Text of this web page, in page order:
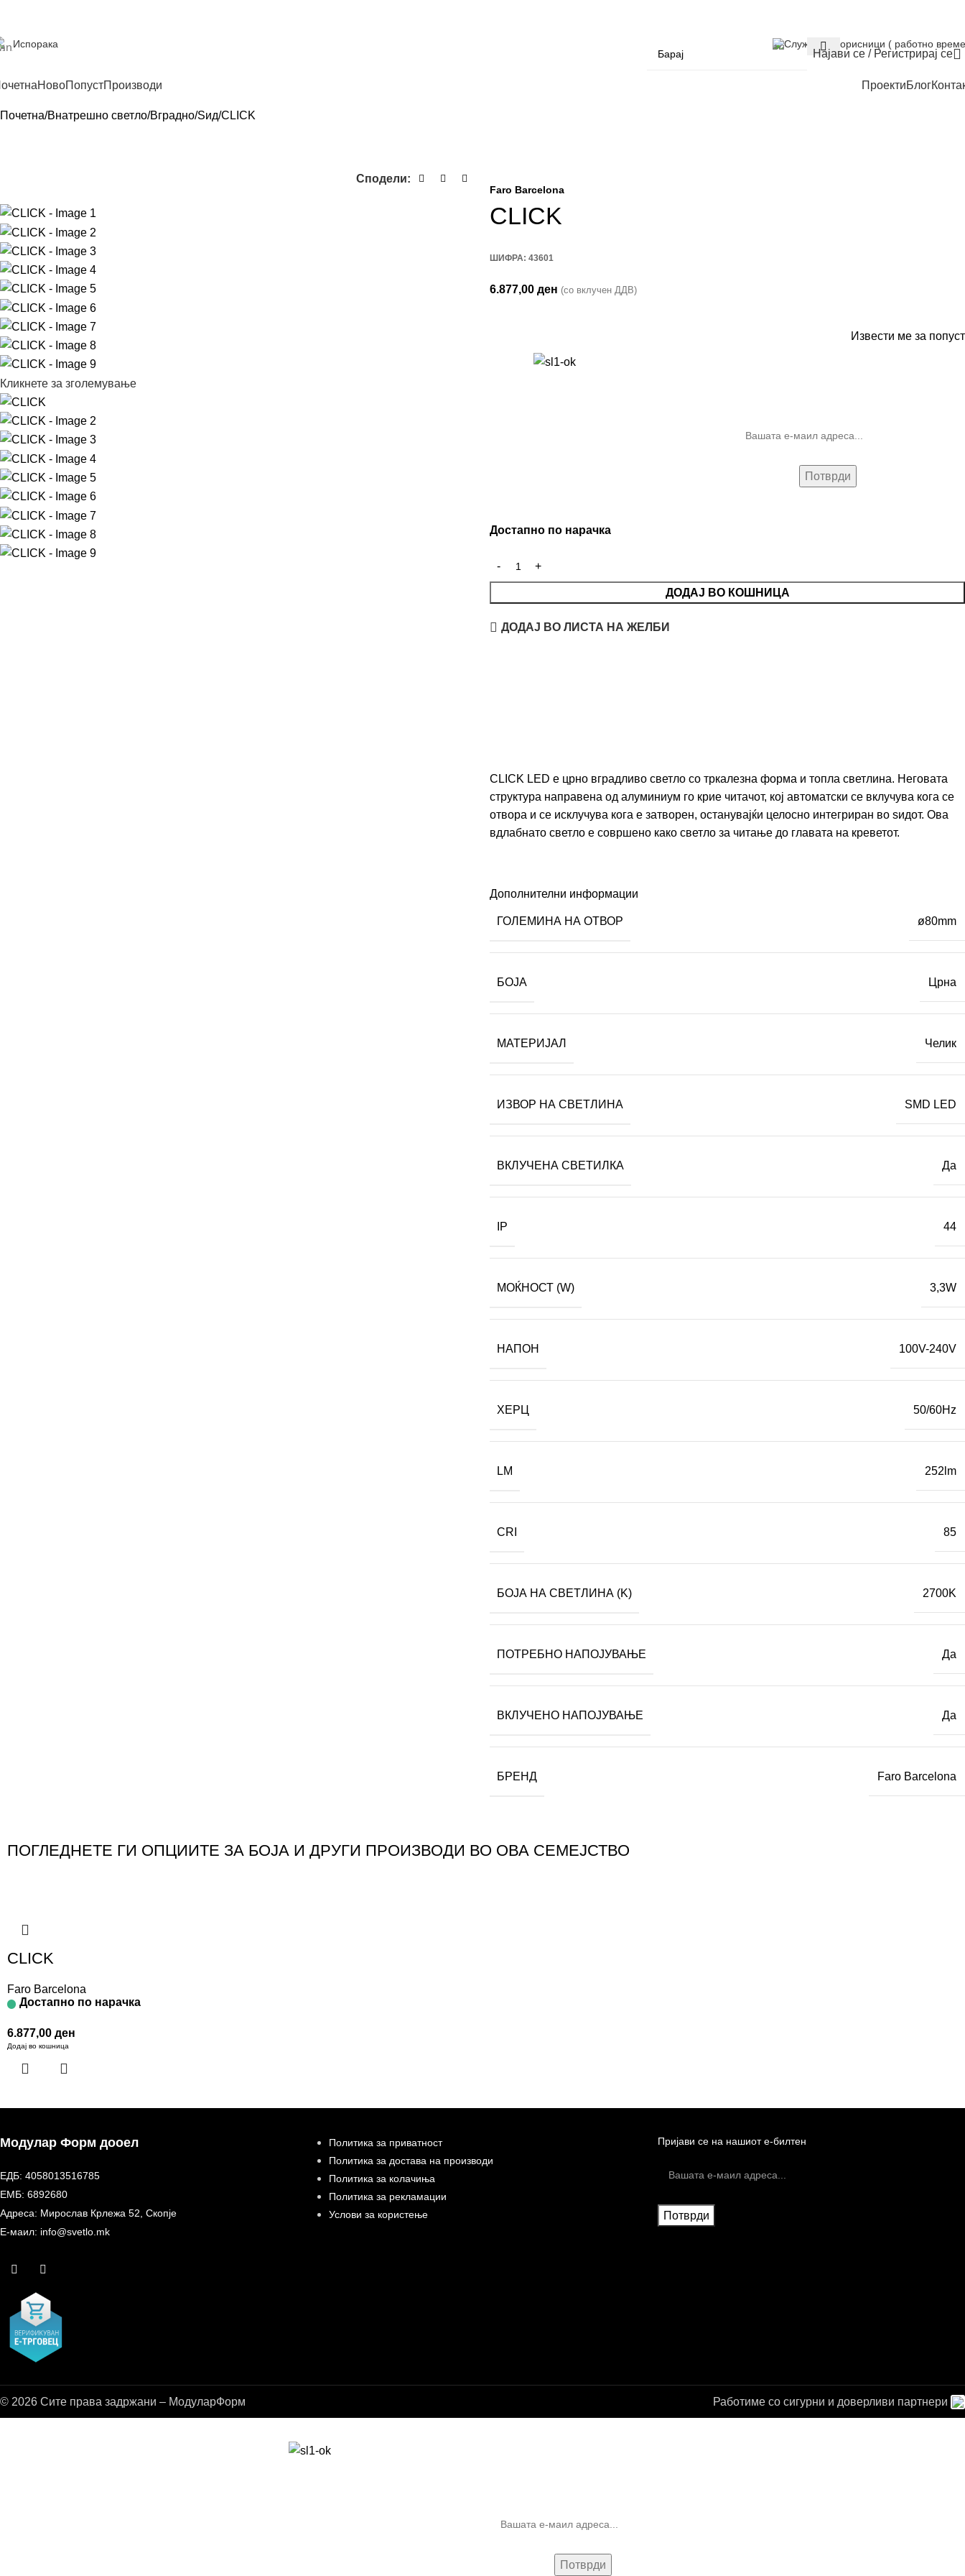
Испорака Служба за корисници ( работно
Најави се / Регистрирај се
НовоПопустПроизводи ПроектиБлог
Почетна Внатрешно светло Вградно Ѕид CLICK
Сподели:
Кликнете за зголемување
Faro Barcelona
CLICK
ШИФРА: 43601
6.877,00 ден (со вклучен ДДВ)
Извести ме за попуст
Достапно по нарачка
ДОДАЈ ВО КОШНИЦА
ДОДАЈ ВО ЛИСТА НА ЖЕЛБИ
CLICK LED е црно вградливо светло со тркалезна форма и топла светлина. Неговата
структура направена од алуминиум го крие читачот, кој автоматски се вклучува кога се
отвора и се исклучува кога е затворен, останувајќи целосно интегриран во ѕидот. Ова
вдлабнато светло е совршено како светло за читање до главата на креветот.
Дополнителни информации
ГОЛЕМИНА НА ОТВОР ø80mm
БОЈА Црна
МАТЕРИЈАЛ Челик
ИЗВОР НА СВЕТЛИНА SMD LED
ВКЛУЧЕНА СВЕТИЛКА Да
IP 44
МОЌНОСТ (W) 3,3W
НАПОН 100V-240V
ХЕРЦ 50/60Hz
LM 252lm
CRI 85
БОЈА НА СВЕТЛИНА (K) 2700K
ПОТРЕБНО НАПОЈУВАЊЕ Да
ВКЛУЧЕНО НАПОЈУВАЊЕ Да
БРЕНД Faro Barcelona
ПОГЛЕДНЕТЕ ГИ ОПЦИИТЕ ЗА БОЈА И ДРУГИ ПРОИЗВОДИ ВО ОВА СЕМЕЈСТВО
CLICK
Faro Barcelona
Достапно по нарачка
6.877,00 ден
Додај во кошница
Модулар Форм дооел
ЕДБ: 4058013516785
ЕМБ: 6892680
Адреса: Мирослав Крлежа 52, Скопје
Е-маил: info@svetlo.mk
Политика за приватност
Политика за достава на производи
Политика за колачиња
Политика за рекламации
Услови за користење
Пријави се на нашиот е-билтен
© 2026 Сите права задржани – МодуларФорм Работиме со сигурни и доверливи партнери